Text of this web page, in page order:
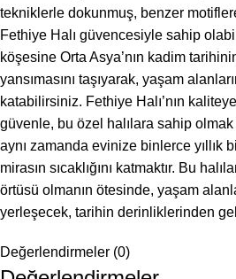
tekniklerle dokunmuş, benzer
Fethiye Halı güvencesiyle sahip
köşesine Orta Asya’nın kadim
yansımasını taşıyarak, yaşam
katabilirsiniz. Fethiye Halı’nın
güvenle, bu özel halılara sahip
aynı zamanda evinize binlerce yıllık
mirasın sıcaklığını katmaktır. Bu
örtüsü olmanın ötesinde, yaşam
yerleşecek, tarihin derinliklerinden
Değerlendirmeler (0)